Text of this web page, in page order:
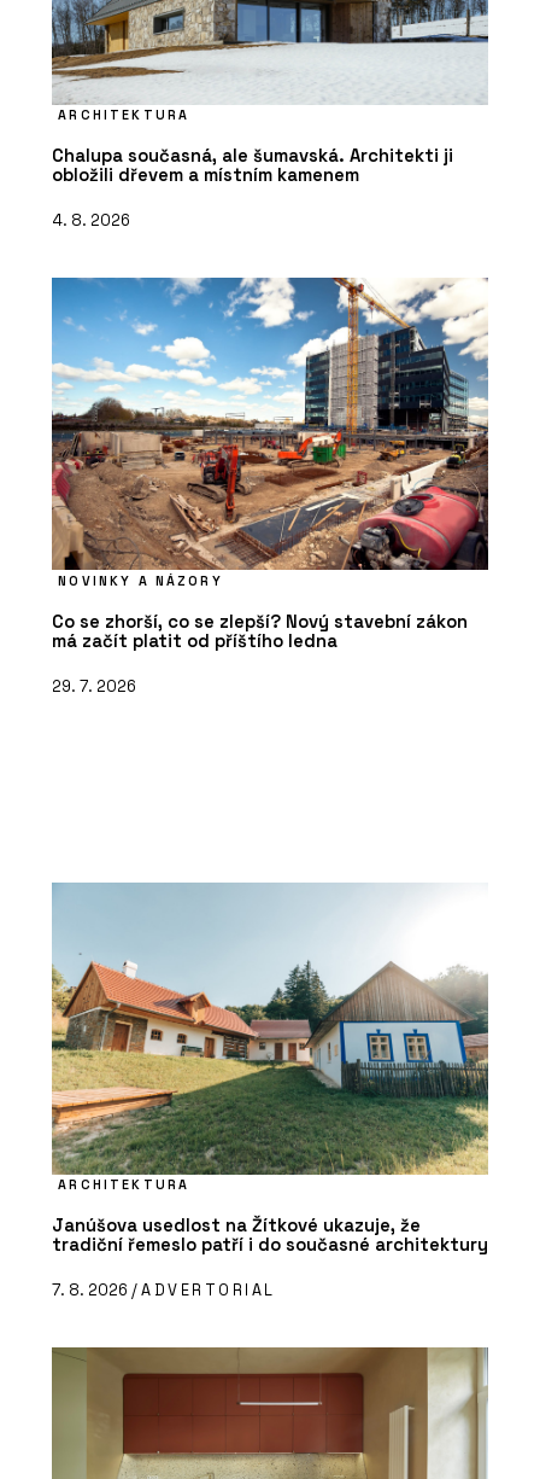
ARCHITEKTURA
Chalupa současná, ale šumavská. Architekti ji
obložili dřevem a místním kamenem
4. 8. 2026
NOVINKY A NÁZORY
Co se zhorší, co se zlepší? Nový stavební zákon
má začít platit od příštího ledna
29. 7. 2026
ARCHITEKTURA
Janúšova usedlost na Žítkové ukazuje, že
tradiční řemeslo patří i do současné architektury
7. 8. 2026 /ADVERTORIAL